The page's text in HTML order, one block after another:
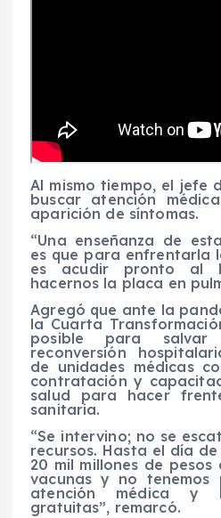
Al mismo tiempo, el jefe
buscar atención
aparición de síntomas.
“Una enseñanza de
es que para enfrentarla
es acudir pronto al
hacernos la placa en
Agregó que ante la
la Cuarta
posible para
reconversión
de unidades médicas
contratación y
salud para hacer
sanitaria.
“Se intervino; no se
recursos. Hasta el día
20 mil millones de
vacunas y no tenemos
atención médica y
gratuitas”, remarcó.